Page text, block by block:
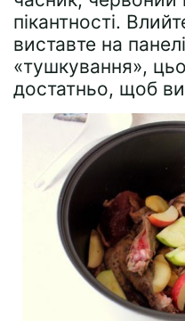
пікантності.
виставте на
«тушкування»,
достатньо, щоб